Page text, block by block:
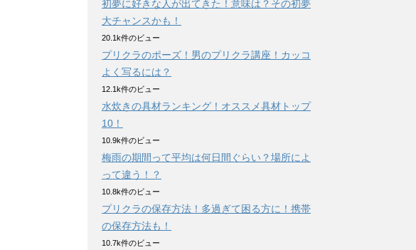
初夢に好きな人が出てきた！意味は？その初夢
大チャンスかも！
20.1k件のビュー
プリクラのポーズ！男のプリクラ講座！カッコ
よく写るには？
12.1k件のビュー
水炊きの具材ランキング！オススメ具材トップ
10！
10.9k件のビュー
梅雨の期間って平均は何日間ぐらい？場所によ
って違う！？
10.8k件のビュー
プリクラの保存方法！多過ぎて困る方に！携帯
の保存方法も！
10.7k件のビュー